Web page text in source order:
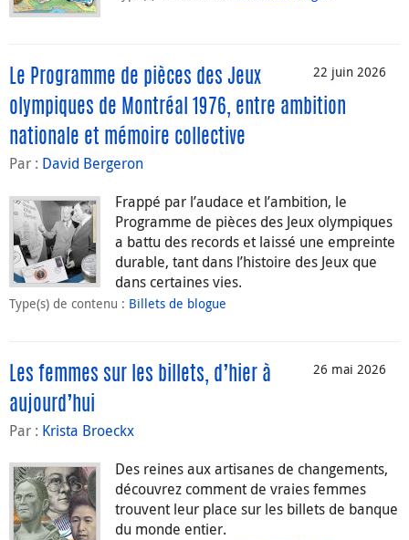
22 juin 2026
Le Programme de pièces des Jeux
olympiques de Montréal 1976, entre ambition
nationale et mémoire collective
Par : David Bergeron
Frappé par l’audace et l’ambition, le
Programme de pièces des Jeux olympiques
a battu des records et laissé une empreinte
durable, tant dans l’histoire des Jeux que
dans certaines vies.
Type(s) de contenu : Billets de blogue
26 mai 2026
Les femmes sur les billets, d’hier à
aujourd’hui
Par : Krista Broeckx
Des reines aux artisanes de changements,
découvrez comment de vraies femmes
trouvent leur place sur les billets de banque
du monde entier.